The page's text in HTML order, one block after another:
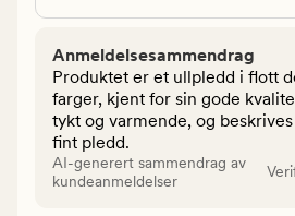
Anmeldelsesammendrag
Produktet er et ullpledd i flott
farger, kjent for sin gode
tykt og varmende, og
fint pledd.
AI-generert sammendrag av
kundeanmeldelser